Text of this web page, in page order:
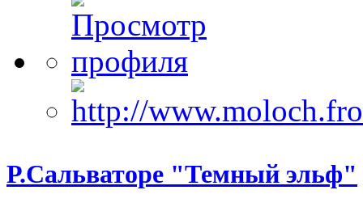
Р.Сальваторе "Темный эльф"